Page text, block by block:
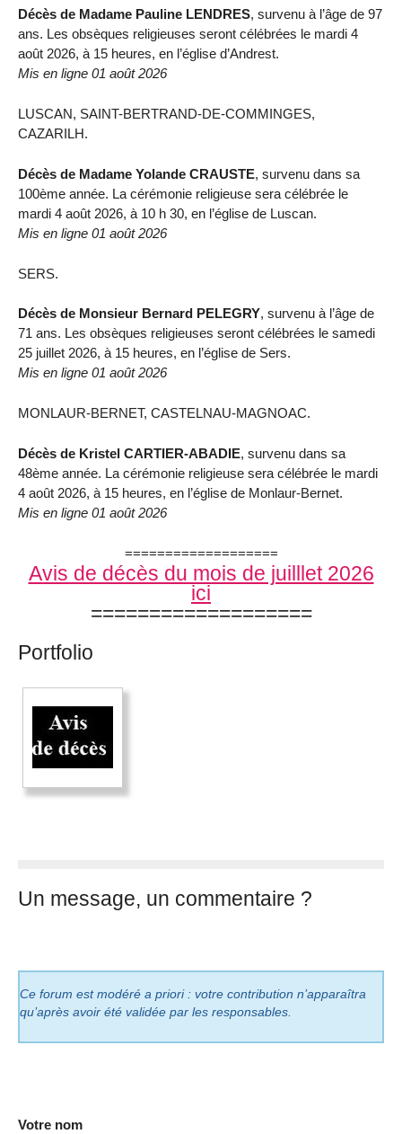
Décès de Madame Pauline LENDRES, survenu à l’âge de 97
ans. Les obsèques religieuses seront célébrées le mardi 4
août 2026, à 15 heures, en l’église d’Andrest.
Mis en ligne 01 août 2026
LUSCAN, SAINT-BERTRAND-DE-COMMINGES,
CAZARILH.
Décès de Madame Yolande CRAUSTE, survenu dans sa
100ème année. La cérémonie religieuse sera célébrée le
mardi 4 août 2026, à 10 h 30, en l’église de Luscan.
Mis en ligne 01 août 2026
SERS.
Décès de Monsieur Bernard PELEGRY, survenu à l’âge de
71 ans. Les obsèques religieuses seront célébrées le samedi
25 juillet 2026, à 15 heures, en l’église de Sers.
Mis en ligne 01 août 2026
MONLAUR-BERNET, CASTELNAU-MAGNOAC.
Décès de Kristel CARTIER-ABADIE, survenu dans sa
48ème année. La cérémonie religieuse sera célébrée le mardi
4 août 2026, à 15 heures, en l’église de Monlaur-Bernet.
Mis en ligne 01 août 2026
===================
Avis de décès du mois de juilllet 2026
ici
===================
Portfolio
Un message, un commentaire ?
Ce forum est modéré a priori : votre contribution n’apparaîtra
qu’après avoir été validée par les responsables.
Votre nom